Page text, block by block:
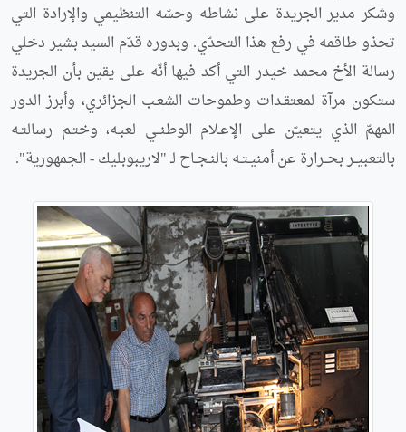
وشكر مدير الجريدة على نشاطه وحسّه التنظيمي والإرادة التي
تحذو طاقمه في رفع هذا التحدّي. وبدوره قدّم السيد بشير دخلي
رسالة الأخ محمد خيدر التي أكد فيها أنّه على يقين بأن الجريدة
ستكون مرآة لمعتقـدات وطموحات الشعـب الجزائري، وأبرز الدور
المهمّ الذي يتعيـّن على الإعـلام الوطنــي لعبـه، وختـم رسالتـه
بالتعبيــر بحــرارة عن أمنيـتـه بالنـجـاح لـ "لاريبوبليك - الجمهورية".